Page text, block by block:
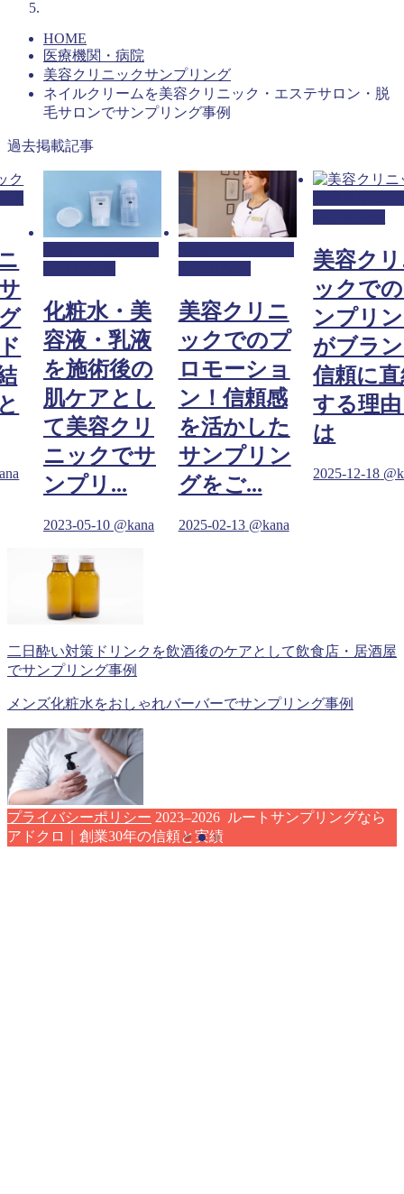
HOME
医療機関・病院
美容クリニックサンプリング
ネイルクリームを美容クリニック・エステサロン・脱
毛サロンでサンプリング事例
過去掲載記事
化粧水・美
容液・乳液
を施術後の
肌ケアとし
て美容クリ
ニックでサ
ンプリ...
2023-05-10 @kana
美容クリニ
ックでのプ
ロモーショ
ン！信頼感
を活かした
サンプリン
グをご...
2025-02-13 @kana
美容ク
ックで
ンプリ
がブラ
信頼に
する理
は
2025-12-18
二日酔い対策ドリンクを飲酒後のケアとして飲食店・居酒屋
でサンプリング事例
メンズ化粧水をおしゃれバーバーでサンプリング事例
プライバシーポリシー 2023–2026 ルートサンプリングなら
アドクロ｜創業30年の信頼と実績